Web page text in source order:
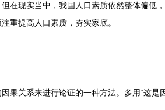
在现实当中，我国人口素质依然整体偏低
重提高人口素质，夯实家底。
关系来进行论证的一种方法。多用“这是